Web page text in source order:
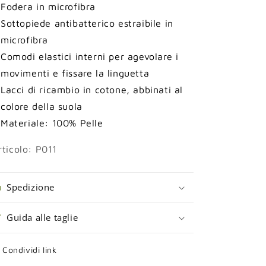
Fodera in microfibra
Sottopiede antibatterico estraibile in
microfibra
Comodi elastici interni per agevolare i
movimenti e fissare la linguetta
Lacci di ricambio in cotone, abbinati al
colore della suola
Materiale: 100% Pelle
P011
Spedizione
Guida alle taglie
Condividi link